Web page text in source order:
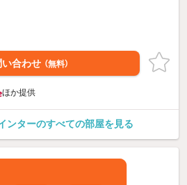
い合わせ （無料）
ほか提供
ンターのすべての部屋を見る